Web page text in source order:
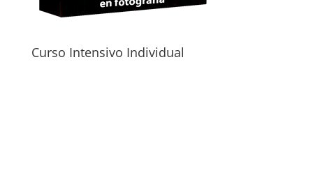
Curso Intensivo Individual